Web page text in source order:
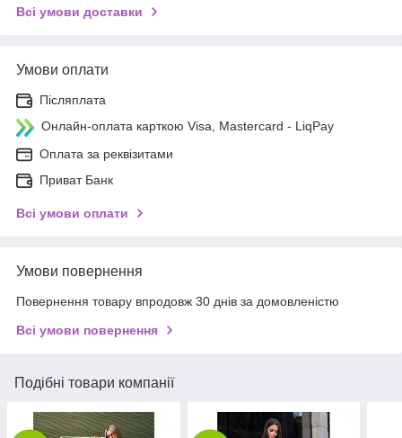
Всі умови доставки
Умови оплати
Післяплата
Онлайн-оплата карткою Visa, Mastercard - LiqPay
Оплата за реквізитами
Приват Банк
Всі умови оплати
Умови повернення
Повернення товару впродовж 30 днів за домовленістю
Всі умови повернення
Подібні товари компанії